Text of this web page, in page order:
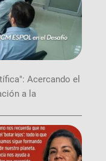
Acercando el
a la